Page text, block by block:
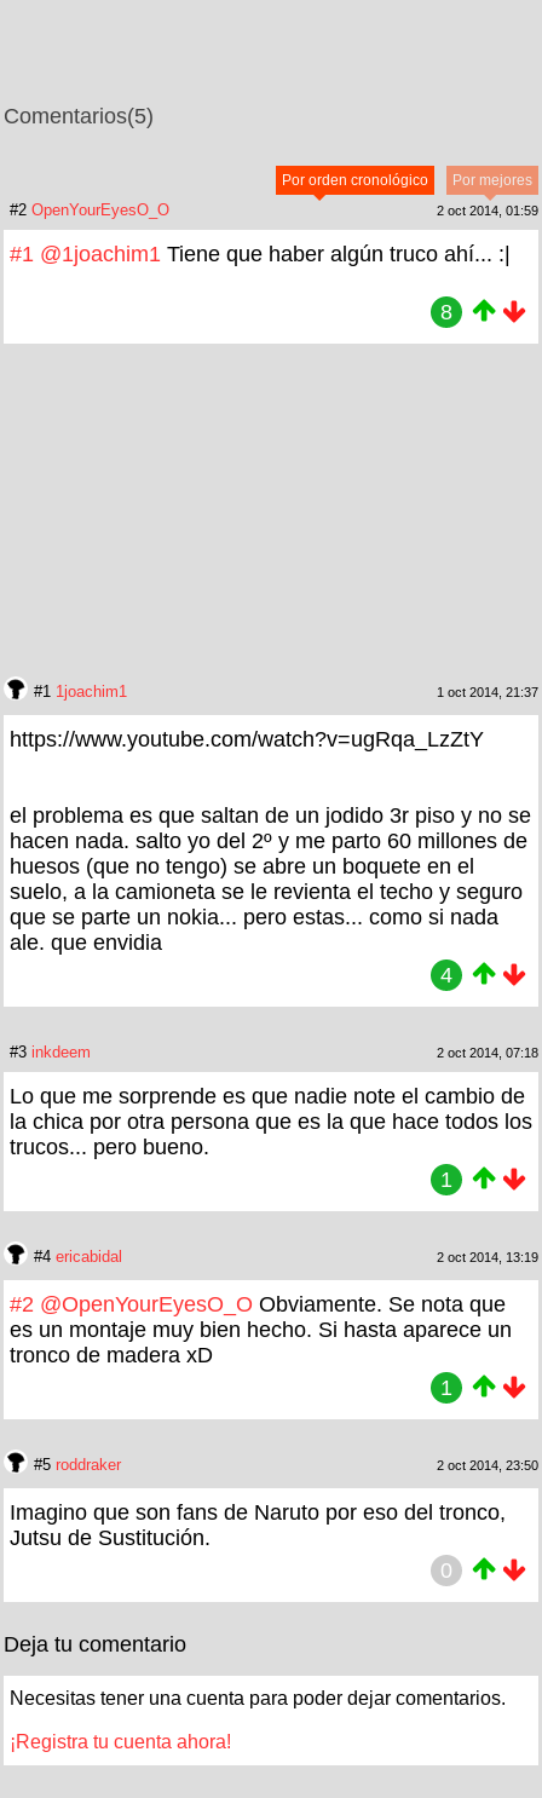
Comentarios(5)
Por mejores
Por orden cronológico
#2 OpenYourEyesO_O 2 oct 2014, 01:59
#1 @1joachim1 Tiene que haber algún truco ahí... :|
8
#1 1joachim1 1 oct 2014, 21:37
https://www.youtube.com/watch?v=ugRqa_LzZtY
el problema es que saltan de un jodido 3r piso y no se
hacen nada. salto yo del 2º y me parto 60 millones de
huesos (que no tengo) se abre un boquete en el
suelo, a la camioneta se le revienta el techo y seguro
que se parte un nokia... pero estas... como si nada
ale. que envidia
4
#3 inkdeem 2 oct 2014, 07:18
Lo que me sorprende es que nadie note el cambio de
la chica por otra persona que es la que hace todos los
trucos... pero bueno.
1
#4 ericabidal 2 oct 2014, 13:19
#2 @OpenYourEyesO_O Obviamente. Se nota que
es un montaje muy bien hecho. Si hasta aparece un
tronco de madera xD
1
#5 roddraker 2 oct 2014, 23:50
Imagino que son fans de Naruto por eso del tronco,
Jutsu de Sustitución.
0
Deja tu comentario
Necesitas tener una cuenta para poder dejar comentarios.
¡Registra tu cuenta ahora!